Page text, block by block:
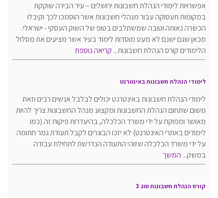
אפשרויות לימודי הנהלת חשבונות ירושלים – עיר הבירה שוקקת
במקומות תעסוקה עבור מנהלי חשבונות אשר הוסמכו לכך וקיבלו
הכשרה נאותה וטובה שמשתלבים בטופ של השוק העסקי - ישראלי.
מכאן שגם ישנם לא מעט מוסדות לימוד בעיר אשר מציעים את מסלול
הלימודים קורס הנהלת חשבונות... קריאה נוספת
לימודי הנהלת חשבונות באינטרנט
לימודי הנהלת חשבונות באינטרנט יכולים לבלבל אנשים רבים וזאת
משום שתחום הנהלת החשבונות ומקצוע מנהל החשבונות צריך להיות
מאושר ומפוקח על ידי משרד הכלכלה, בהיעדרות פיקוח זה (כמו
לימודים באתרי האינטרנט) לא יזכו הבוגרים לקבל תעודת גמר חתומה
על ידי משרד הכלכלה שזוהי התעודה הנדרשת לתחילת עבודה
במשק... המשך
קורס הנהלת חשבונות סוג 3